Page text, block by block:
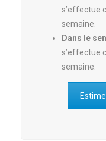
s’effectue
semaine.
Dans le
s’effectue
semaine.